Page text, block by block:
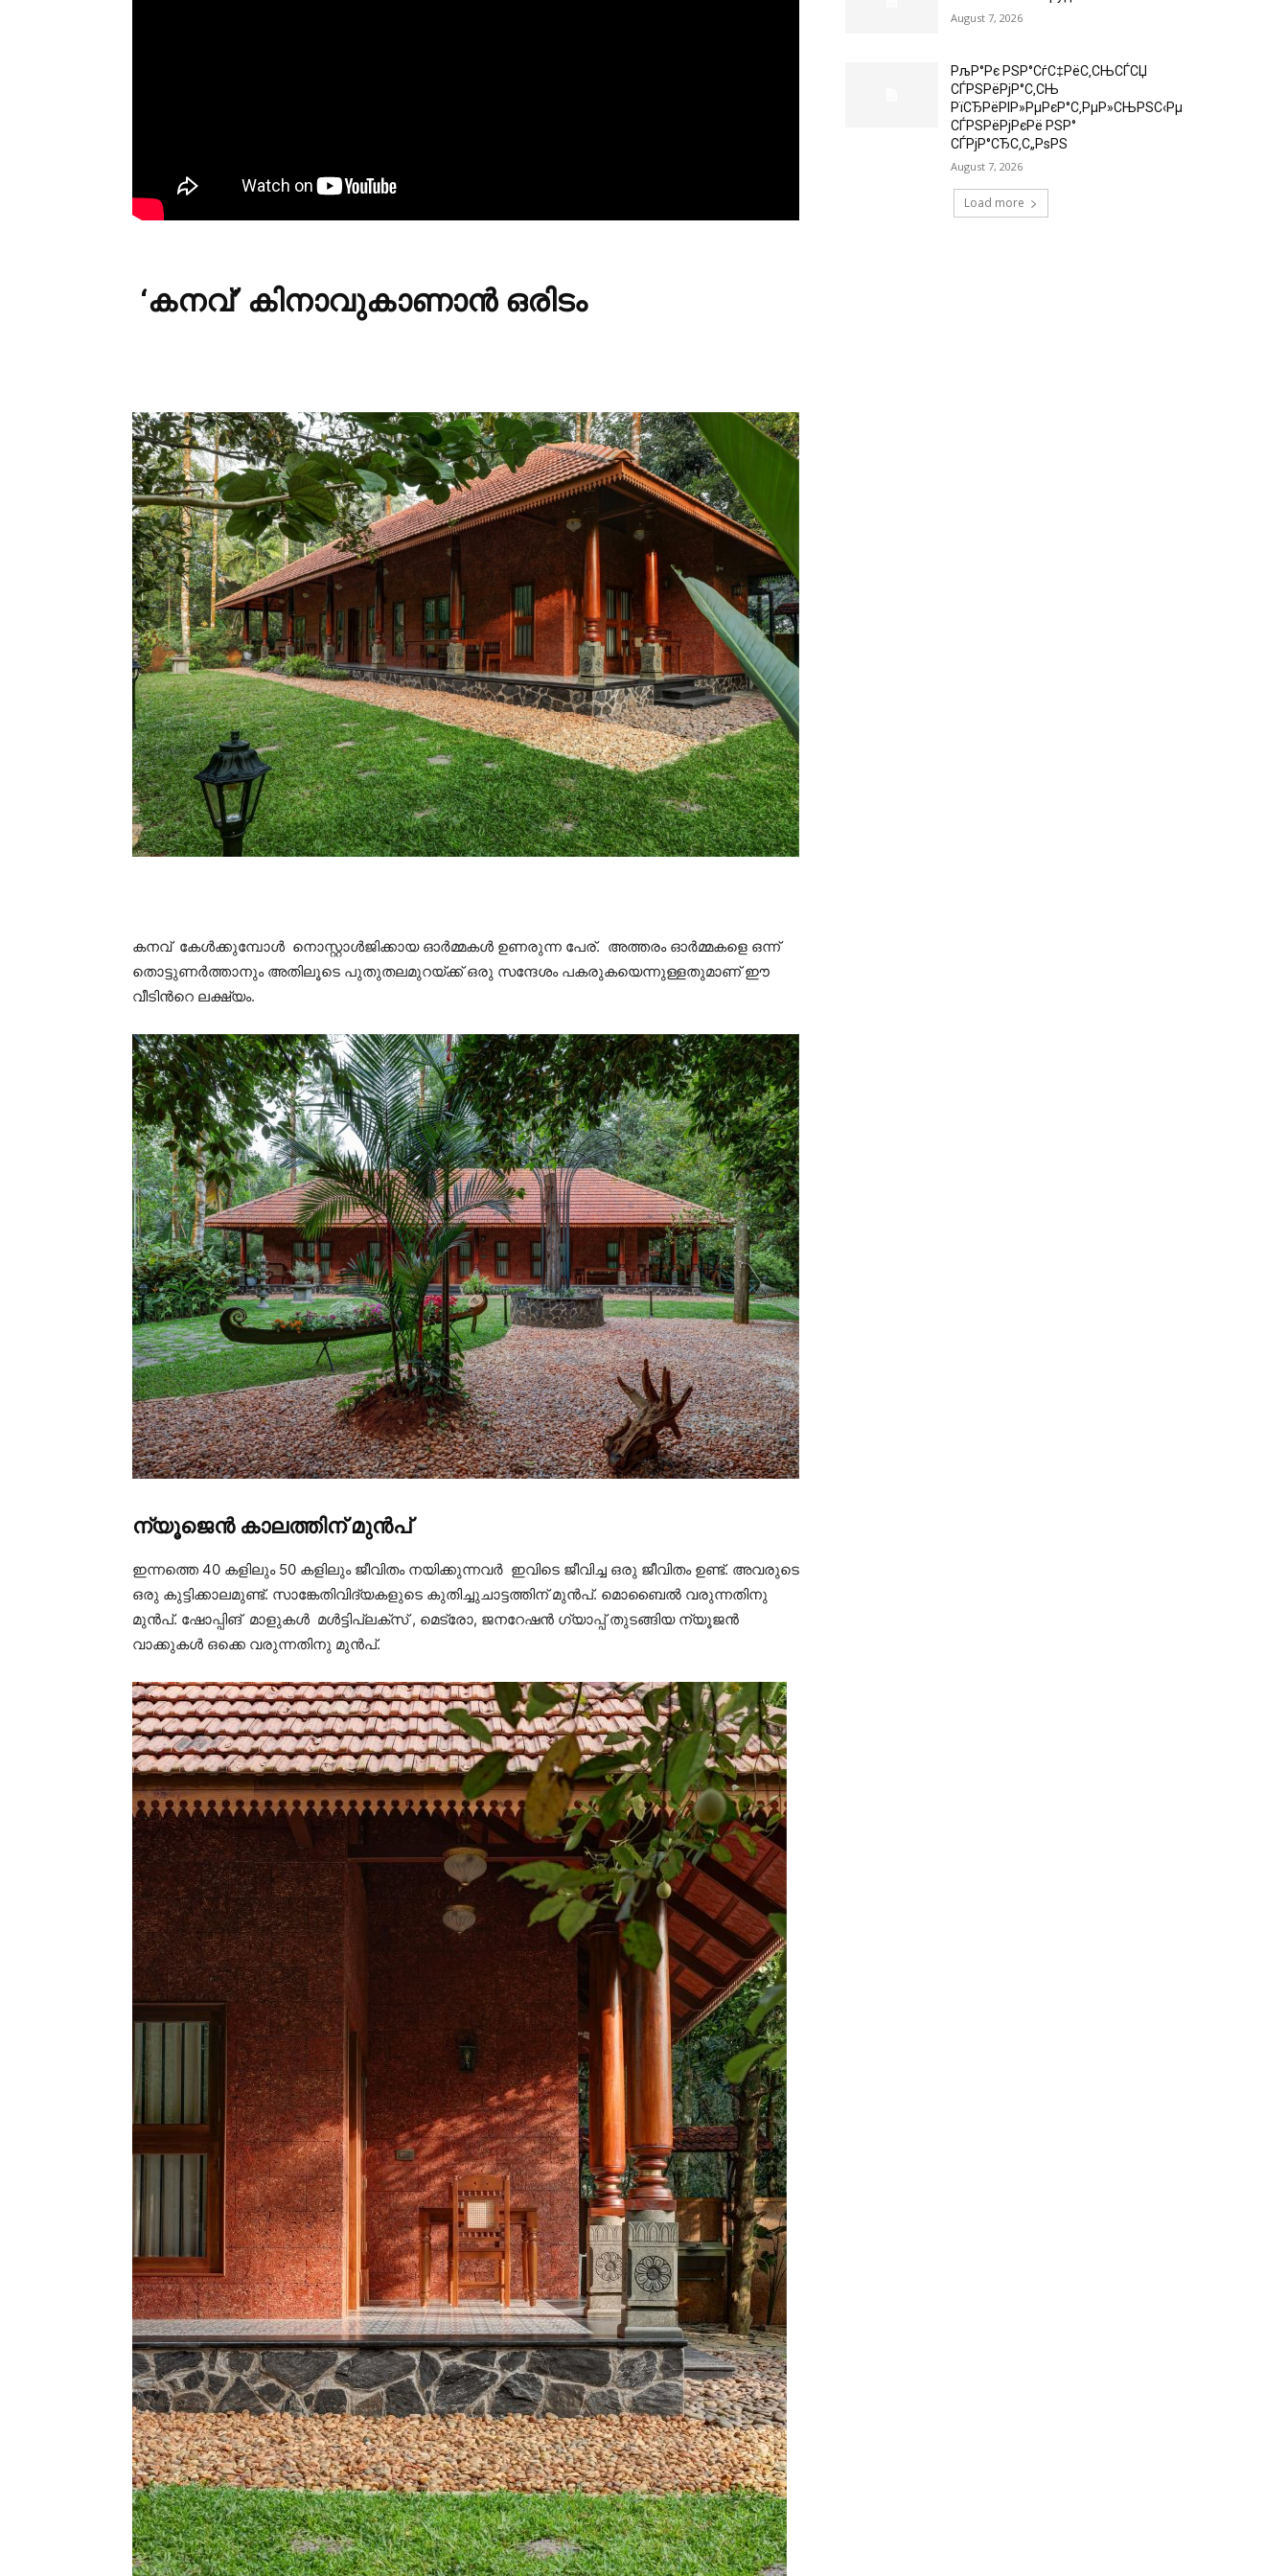
‘കനവ്’ കിനാവുകാണാൻ ഒരിടം
കനവ് കേൾക്കുമ്പോൾ നൊസ്റ്റാൾജിക്കായ ഓർമ്മകൾ ഉണരുന്ന പേര്. അത്തരം ഓർമ്മകളെ ഒന്ന്
തൊട്ടുണർത്താനും അതിലൂടെ പുതുതലമുറയ്ക്ക് ഒരു സന്ദേശം പകരുകയെന്നുള്ളതുമാണ് ഈ
വീടിൻറെ ലക്ഷ്യം.
ന്യൂജെൻ കാലത്തിന് മുൻപ്
ഇന്നത്തെ 40 കളിലും 50 കളിലും ജീവിതം നയിക്കുന്നവർ ഇവിടെ ജീവിച്ച ഒരു ജീവിതം ഉണ്ട്. അവരുടെ
ഒരു കുട്ടിക്കാലമുണ്ട്. സാങ്കേതിവിദ്യകളുടെ കുതിച്ചുചാട്ടത്തിന് മുൻപ്. മൊബൈൽ വരുന്നതിനു
മുൻപ്. ഷോപ്പിങ് മാളുകൾ മൾട്ടിപ്ലക്സ് , മെട്രോ, ജനറേഷൻ ഗ്യാപ്പ് തുടങ്ങിയ ന്യൂജൻ
വാക്കുകൾ ഒക്കെ വരുന്നതിനു മുൻപ്.
August 7, 2026
РљР°Рє РЅР°СѓС‡РёС‚СЊСЃСЏ
СЃРЅРёРјР°С‚СЊ
РїСЂРёРІР»РµРєР°С‚РµР»СЊРЅС‹Рµ
СЃРЅРёРјРєРё РЅР°
СЃРјР°СЂС‚С„РѕРЅ
August 7, 2026
Load more